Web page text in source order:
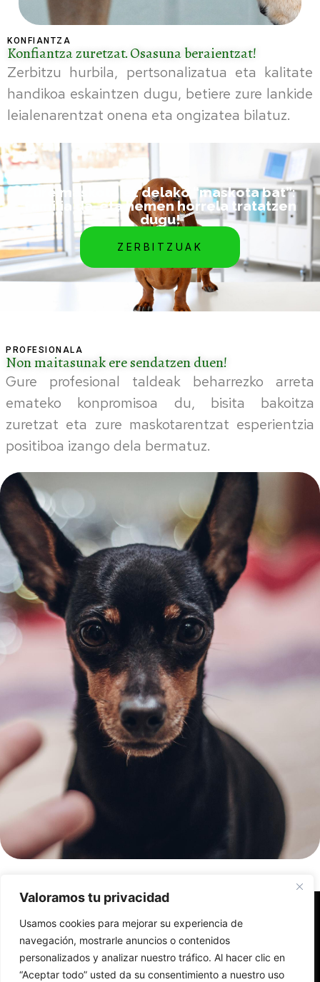
Valoramos tu privacidad
Usamos cookies para mejorar su experiencia de
navegación, mostrarle anuncios o contenidos
personalizados y analizar nuestro tráfico. Al hacer clic en
“Aceptar todo” usted da su consentimiento a nuestro uso
KONFIANTZA
Konfiantza zuretzat. Osasuna beraientzat!
Zerbitzu hurbila, pertsonalizatua eta kalitate
handikoa eskaintzen dugu, betiere zure lankide
leialenarentzat onena eta ongizatea bilatuz.
Zure maskota ez delako “maskota bat”:
familia da, eta hemen horrela tratatzen
dugu!
ZERBITZUAK
PROFESIONALA
Non maitasunak ere sendatzen duen!
Gure profesional taldeak beharrezko arreta
emateko konpromisoa du, bisita bakoitza
zuretzat eta zure maskotarentzat esperientzia
positiboa izango dela bermatuz.
Erabilerraztasuna Lege-oharra Cookieen politika